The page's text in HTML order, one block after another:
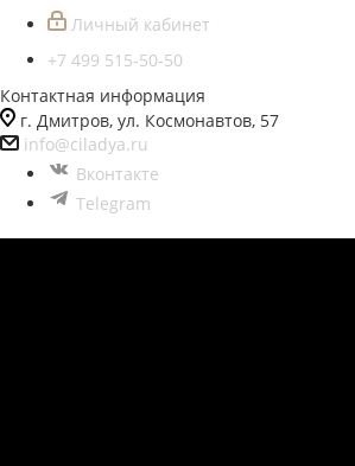
Личный кабинет
+7 499 515-50-50
Контактная информация
г. Дмитров, ул. Космонавтов, 57
info@ciladya.ru
Вконтакте
Telegram